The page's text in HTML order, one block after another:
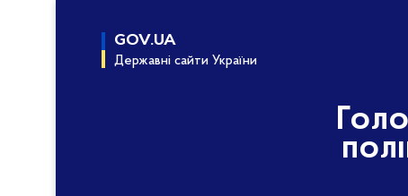
GOV.UA
Державні сайти України